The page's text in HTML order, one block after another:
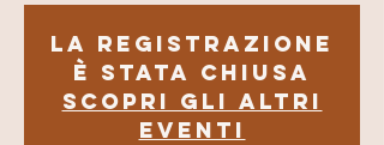
La registrazione
è stata chiusa
Scopri gli altri
eventi